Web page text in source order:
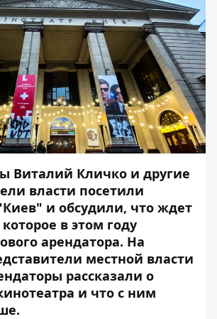
Виталий Кличко и другие
власти посетили
и обсудили, что ждет
в этом году
арендатора. На
местной власти
рассказали о
и что с ним